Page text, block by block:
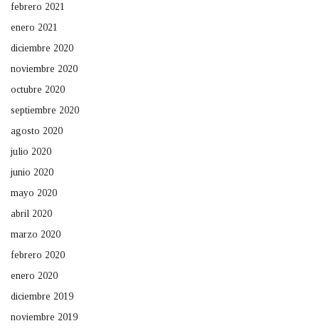
febrero 2021
enero 2021
diciembre 2020
noviembre 2020
octubre 2020
septiembre 2020
agosto 2020
julio 2020
junio 2020
mayo 2020
abril 2020
marzo 2020
febrero 2020
enero 2020
diciembre 2019
noviembre 2019